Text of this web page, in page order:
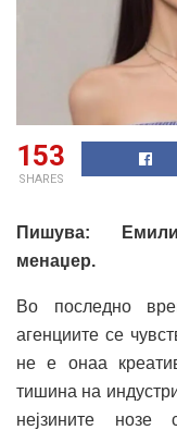
153
SHARES
Пишува:
менаџер.
Во последно
агенциите се
не е онаа
тишина на
нејзините